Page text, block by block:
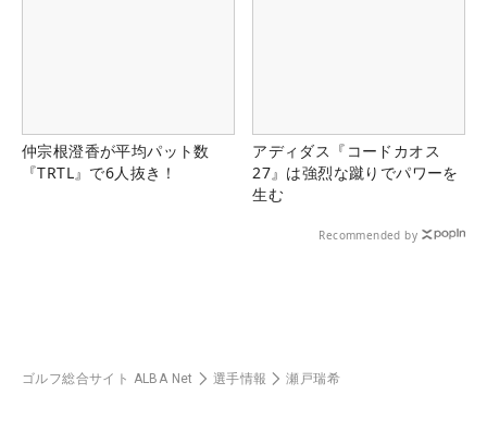
仲宗根澄香が平均パット数
『TRTL』で6人抜き！
アディダス『コードカオス
27』は強烈な蹴りでパワーを
生む
Recommended by
ゴルフ総合サイト ALBA Net 選手情報 瀬戸瑞希